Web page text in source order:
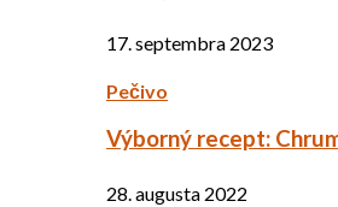
17. septembra 2023
Pečivo
Výborný recept:
28. augusta 2022